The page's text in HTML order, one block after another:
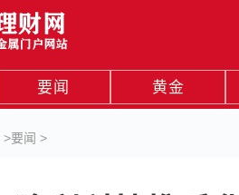
要闻 黄金
>要闻 >